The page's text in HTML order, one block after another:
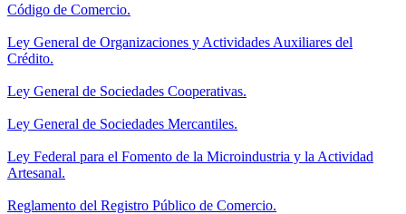
Código de Comercio.
Ley General de Organizaciones y Actividades Auxiliares del
Crédito.
Ley General de Sociedades Cooperativas.
Ley General de Sociedades Mercantiles.
Ley Federal para el Fomento de la Microindustria y la Actividad
Artesanal.
Reglamento del Registro Público de Comercio.